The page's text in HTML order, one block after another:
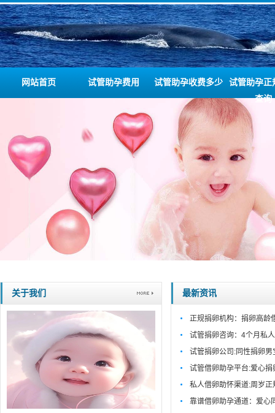
网站首页 试管助孕费用 试管助孕收费多少
试管助孕正
查询
关于我们 最新资讯
正规捐卵机构：捐卵高龄
试管捐卵咨询：4个月私
试管捐卵公司:同性捐卵
试管借卵助孕平台:爱心
私人借卵助怀渠道:周岁
靠谱借卵助孕通道：爱心